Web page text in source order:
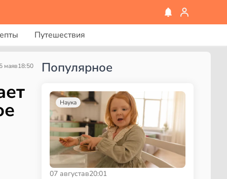
Путешествия
маяв18:50 Популярное
Наука
07 августав20:01